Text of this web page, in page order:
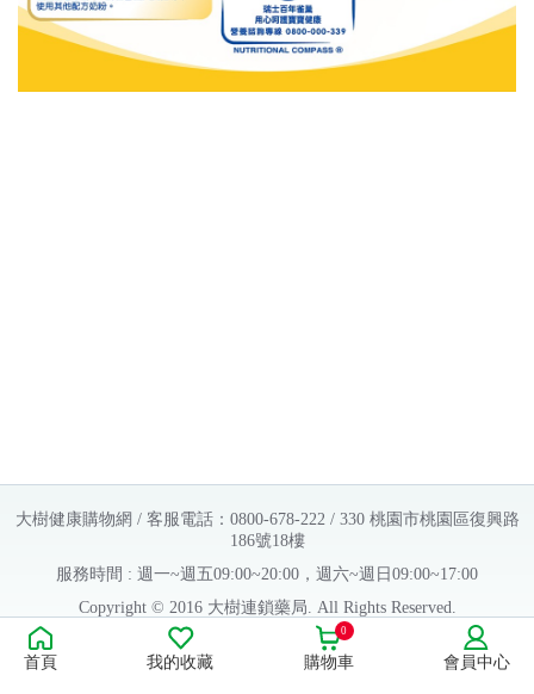
大樹健康購物網 / 客服電話：0800-678-222 / 330 桃園市桃園區復興路
186號18樓
服務時間 : 週一~週五09:00~20:00，週六~週日09:00~17:00
Copyright © 2016 大樹連鎖藥局. All Rights Reserved.
販售業者資料：
許可執照字號：桃字市藥販字第623202B480 號
首頁 我的收藏 購物車
0
會員中心